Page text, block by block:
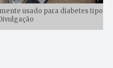
usado para diabetes tipo